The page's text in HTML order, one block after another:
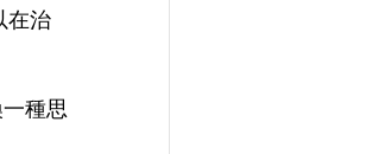
在治
種思